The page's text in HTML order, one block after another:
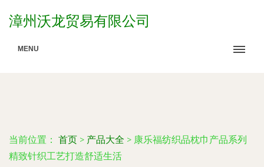
漳州沃龙贸易有限公司
MENU
当前位置： 首页 > 产品大全 > 康乐福纺织品枕巾产品系列
精致针织工艺打造舒适生活